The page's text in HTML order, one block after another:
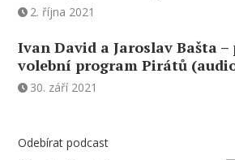
2. října 2021
Ivan David a Jaroslav Bašta
volební program Pirátů
30. září 2021
Odebírat podcast